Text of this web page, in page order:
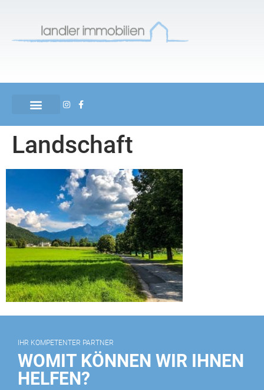
Landschaft
IHR KOMPETENTER PARTNER
WOMIT KÖNNEN WIR IHNEN
HELFEN?